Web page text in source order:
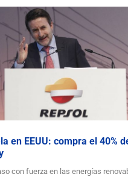
en EEUU: compra el 40%
con fuerza en las energías